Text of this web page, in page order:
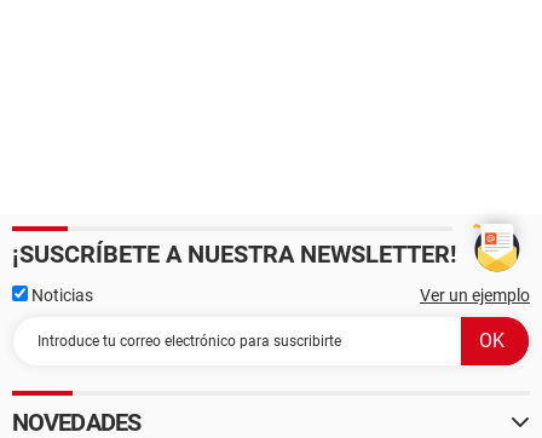
¡SUSCRÍBETE A NUESTRA NEWSLETTER!
Noticias Ver un ejemplo
NOVEDADES